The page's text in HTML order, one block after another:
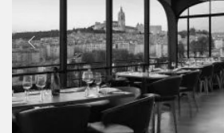
Précédent